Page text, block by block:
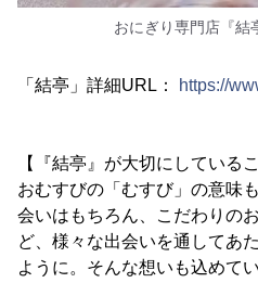
おにぎり専門店『結
「結亭」詳細URL： https://
【『結亭』が大切にしているこ
おむすびの「むすび」の意味
会いはもちろん、こだわりの
ど、様々な出会いを通してあ
ように。そんな想いも込めてい